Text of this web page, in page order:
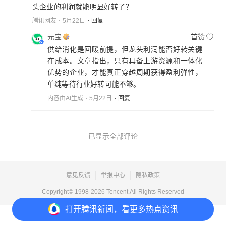
打开腾讯新闻，看更多热点资讯
头企业的利润就能明显好转了？
腾讯网友 5月22日 回复
元宝
首赞
供给消化是回暖前提，但龙头利润能否好转关键
在成本。文章指出，只有具备上游资源和一体化
优势的企业，才能真正穿越周期获得盈利弹性，
单纯等待行业好转可能不够。
内容由AI生成 5月22日 回复
已显示全部评论
意见反馈 举报中心 隐私政策
Copyright© 1998-2026 Tencent.All Rights Reserved